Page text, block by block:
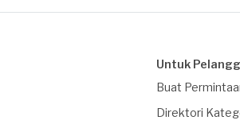
Untuk
Buat
Direktori